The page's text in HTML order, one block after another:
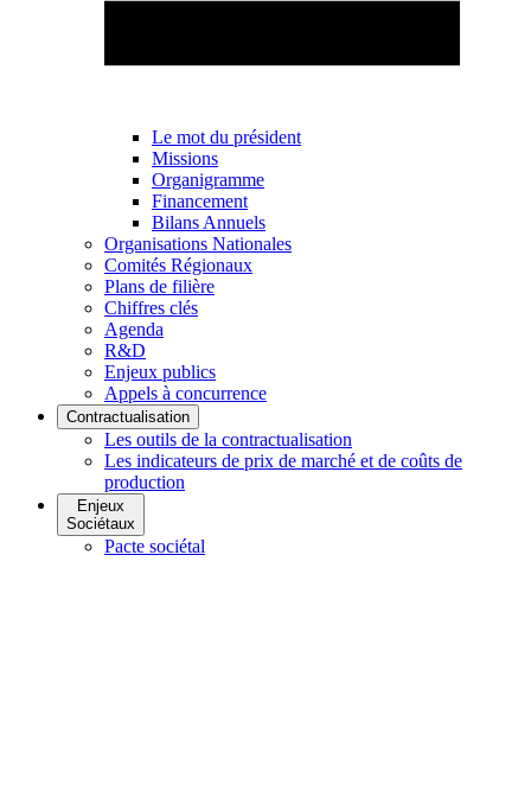
Le mot du président
Missions
Organigramme
Financement
Bilans Annuels
Organisations Nationales
Comités Régionaux
Plans de filière
Chiffres clés
Agenda
R&D
Enjeux publics
Appels à concurrence
Contractualisation
Les outils de la contractualisation
Les indicateurs de prix de marché et de coûts de
production
Enjeux
Sociétaux
Pacte sociétal